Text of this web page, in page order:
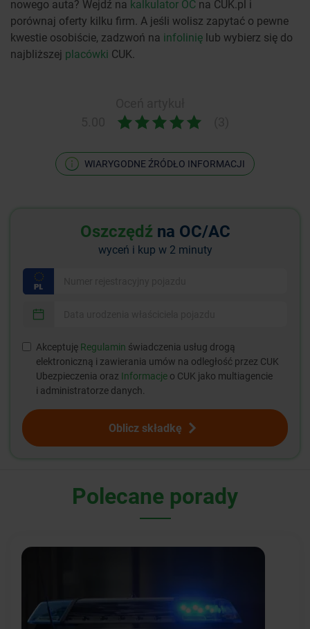
nowego auta? Wejdź na kalkulator OC na CUK.pl i
porównaj oferty kilku firm. A jeśli wolisz zapytać o pewne
kwestie osobiście, zadzwoń na infolinię lub wybierz się do
najbliższej placówki CUK.
WIARYGODNE ŹRÓDŁO INFORMACJI
Oszczędź na OC/AC
wyceń i kup w 2 minuty
Akceptuję Regulamin świadczenia usług drogą
elektroniczną i zawierania umów na odległość przez CUK
Ubezpieczenia oraz Informacje o CUK jako multiagencie
i administratorze danych.
Oblicz składkę
Polecane porady